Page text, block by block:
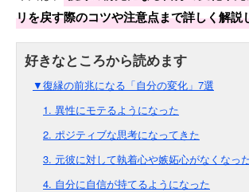
リを戻す際のコツや注意点まで詳しく解説
▼復縁の前兆になる「自分の変化」7選
1. 異性にモテるようになった
2. ポジティブな思考になってきた
3. 元彼に対して執着心や嫉妬心がなくなっ
4. 自分に自信が持てるようになった